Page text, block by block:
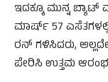
ಇದಕ್ಕೂ ಮುನ್ನ
ಮಾರ್ಷ್‌ 57
ರನ್‌ ಗಳಿಸಿದರು,
ಪೇರಿಸಿ ಉತ್ತಮ ಆರಂಭ